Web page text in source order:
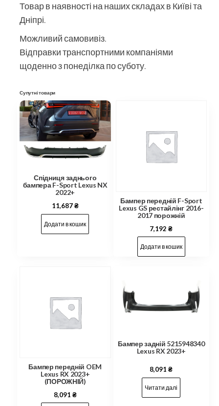
Товар в наявності на наших складах в Київі та
Дніпрі.
Можливий самовивіз.
Відправки транспортними компаніями
щоденно з понеділка по суботу.
Супутні товари
Спідниця заднього
бампера F-Sport Lexus NX
2022+
11,687₴
Додати в кошик
Бампер передній F-Sport
Lexus GS рестайлінг 2016-
2017 порожній
7,192₴
Додати в кошик
Бампер передній OEM
Lexus RX 2023+
(ПОРОЖНІЙ)
8,091 ₴
Бампер задній 5215948340
Lexus RX 2023+
8,091₴
Читати далі